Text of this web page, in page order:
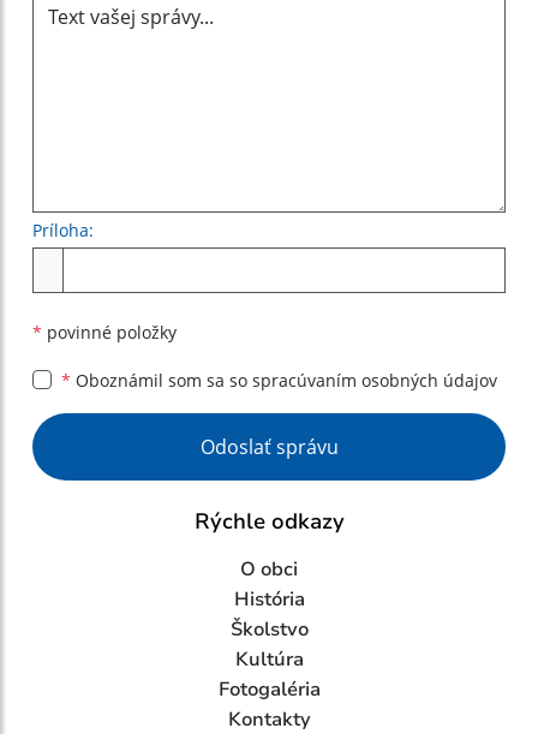
Príloha:
* povinné položky
* Oboznámil som sa so spracúvaním osobných údajov
Google reCaptcha Response
Odoslať správu
Rýchle odkazy
O obci
História
Školstvo
Kultúra
Fotogaléria
Kontakty